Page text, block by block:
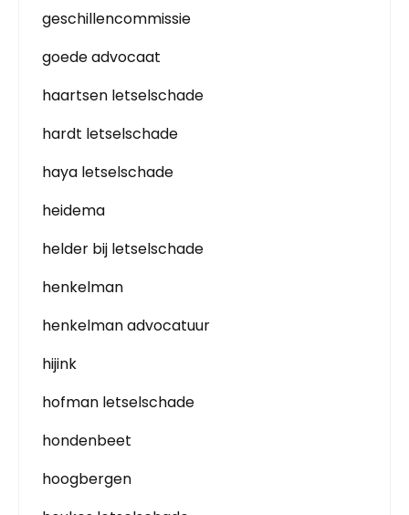
geschillencommissie
goede advocaat
haartsen letselschade
hardt letselschade
haya letselschade
heidema
helder bij letselschade
henkelman
henkelman advocatuur
hijink
hofman letselschade
hondenbeet
hoogbergen